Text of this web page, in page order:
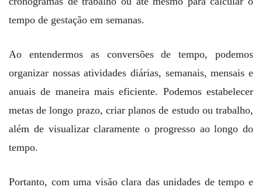
tempo de gestação em semanas.
Ao entendermos as conversões de tempo, podemos
organizar nossas atividades diárias, semanais, mensais e
anuais de maneira mais eficiente. Podemos estabelecer
metas de longo prazo, criar planos de estudo ou trabalho,
além de visualizar claramente o progresso ao longo do
tempo.
Portanto, com uma visão clara das unidades de tempo e